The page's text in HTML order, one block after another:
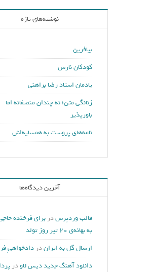
نوشته‌های تازه
بیافرین
کودکان نارس
یادمان استاد رضا براهنی
زنانگی متن؛ نه چندان منصفانه اما
باورپذیر
نامه‌های پروست به همسایه‌اش
آخرین دیدگاه‌ها
قالب وردپرسدر برای فرخنده
به بهانه‌ی ۲۰ تیر روز تولد
ارسال گل به ایراندر دادخواهیِ
دانلود آهنگ جدید دیس لاودر